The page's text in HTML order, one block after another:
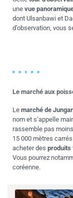
une vue
dont Ulsanbawi et
d’observation, vous
Le marché aux
Le marché de
nom et s’appelle
rassemble pas
15 000 mètres
acheter des produits
Vous pourrez
coréenne.